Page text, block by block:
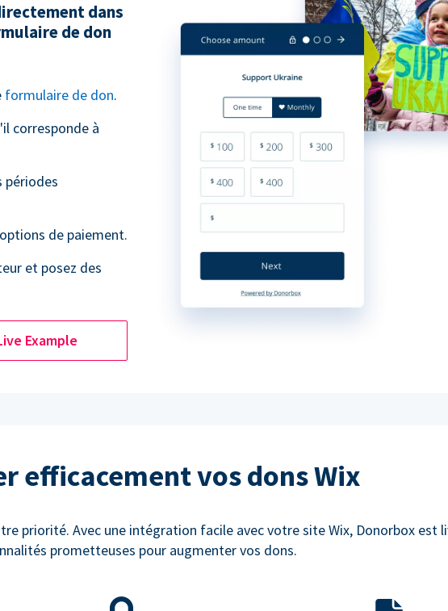
dans
de don
formulaire de don.
corresponde à
périodes
de paiement.
et posez des
Example
efficacement vos dons Wix
priorité. Avec une intégration facile avec votre site Wix, Donorbox est
prometteuses pour augmenter vos dons.